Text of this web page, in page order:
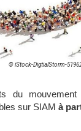
© iStock-DigtialStorm-
du mouvement
sur SIAM à